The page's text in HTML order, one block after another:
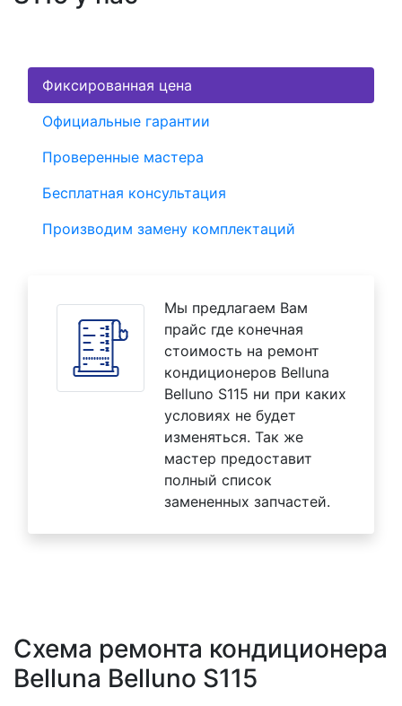
Фиксированная цена
Официальные гарантии
Проверенные мастера
Бесплатная консультация
Производим замену комплектаций
Мы предлагаем Вам
прайс где конечная
стоимость на ремонт
кондиционеров Belluna
Belluno S115 ни при каких
условиях не будет
изменяться. Так же
мастер предоставит
полный список
замененных запчастей.
Схема ремонта кондиционера
Belluna Belluno S115